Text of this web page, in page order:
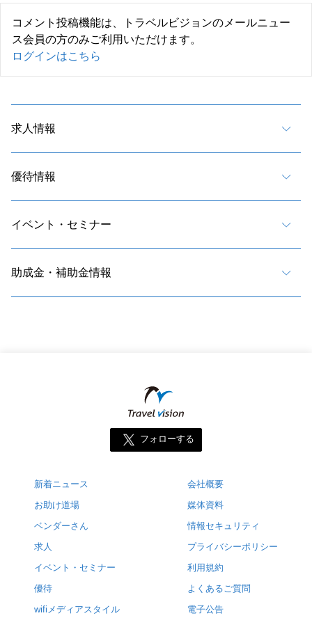
コメント投稿機能は、トラベルビジョンのメールニュー
ス会員の方のみご利用いただけます。
ログインはこちら
求人情報
優待情報
イベント・セミナー
助成金・補助金情報
フォローする
新着ニュース
お助け道場
ベンダーさん
求人
イベント・セミナー
優待
wifiメディアスタイル
会社概要
媒体資料
情報セキュリティ
プライバシーポリシー
利用規約
よくあるご質問
電子公告